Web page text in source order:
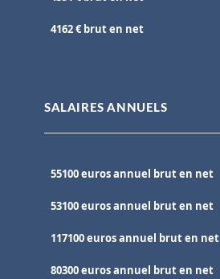
4162 € brut en net
SALAIRES ANNUELS
55100 euros annuel brut en net
53100 euros annuel brut en net
117100 euros annuel brut en net
80300 euros annuel brut en net